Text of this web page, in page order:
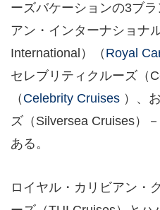
ーズバケーションの3ブ
アン・インターナショナ
International）（ Royal
セレブリティクルーズ（
（ Celebrity Cruises ）、
ズ（Silversea Cruises）
ある。
ロイヤル・カリビアン・